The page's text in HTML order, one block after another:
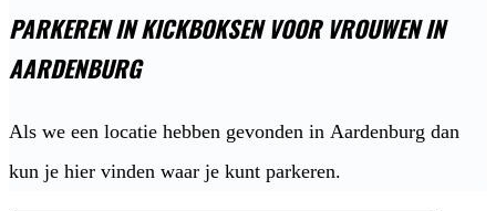
PARKEREN IN KICKBOKSEN VOOR VROUWEN IN
AARDENBURG
Als we een locatie hebben gevonden in Aardenburg dan
kun je hier vinden waar je kunt parkeren.